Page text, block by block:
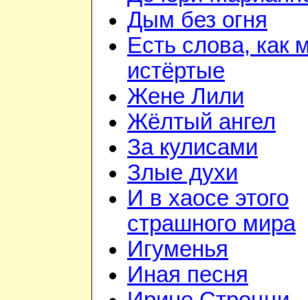
Дым без огня
Есть слова, как
истёртые
Жене Лили
Жёлтый ангел
За кулисами
Злые духи
И в хаосе этого
страшного мира
Игуменья
Иная песня